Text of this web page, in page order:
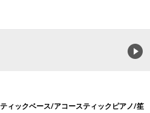
ィックベース/アコースティックピアノ/笙